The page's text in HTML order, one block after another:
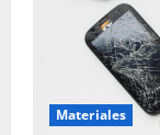
Materiales